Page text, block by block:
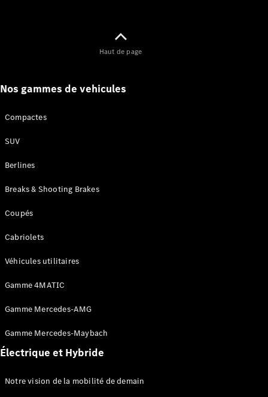
véhicule
véhicule
Tous les
CLE Coupé
AMG GT
Coupé
Mercedes-
Coupé 4
Nouveau
Électrique
Haut de page
Nos gammes de vehicules
Compactes
SUV
Berlines
Breaks & Shooting Brakes
Coupés
Cabriolets
Véhicules utilitaires
Gamme 4MATIC
Gamme Mercedes-AMG
Gamme Mercedes-Maybach
Électrique et Hybride
Notre vision de la mobilité de demain